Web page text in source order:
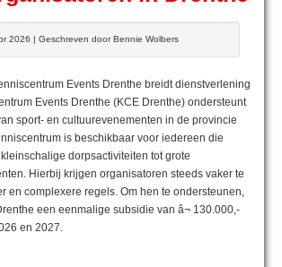
2026 | Geschreven door Bennie Wolbers
Events Drenthe breidt dienstverlening
Events Drenthe (KCE Drenthe) ondersteunt
sport- en cultuurevenementen in de provincie
is beschikbaar voor iedereen die
dorpsactiviteiten tot grote
Hierbij krijgen organisatoren steeds vaker te
en complexere regels. Om hen te ondersteunen,
een eenmalige subsidie van â¬ 130.000,-
en 2027.